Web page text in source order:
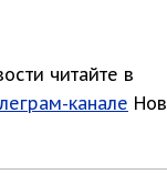
читайте в
канале